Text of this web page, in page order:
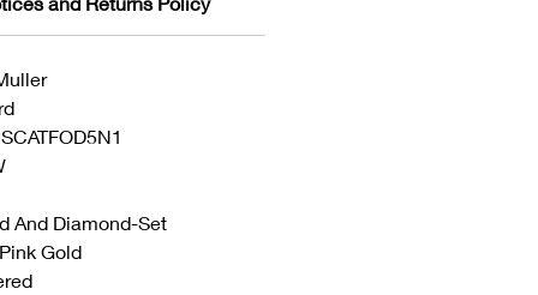
And Diamond-Set
Gold